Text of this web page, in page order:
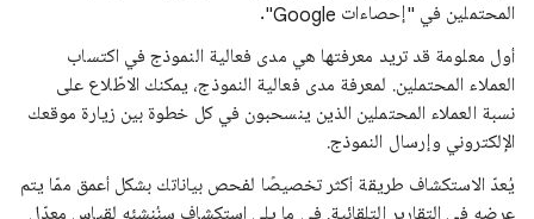
المحتملين في "إحصاءات Google".
أول معلومة قد تريد معرفتها هي مدى فعالية النموذج في اكتساب
العملاء المحتملين. لمعرفة مدى فعالية النموذج، يمكنك الاطّلاع على
نسبة العملاء المحتملين الذين ينسحبون في كل خطوة بين زيارة موقعك
الإلكتروني وإرسال النموذج.
يُعدّ الاستكشاف طريقة أكثر تخصيصًا لفحص بياناتك بشكل أعمق ممّا يتم